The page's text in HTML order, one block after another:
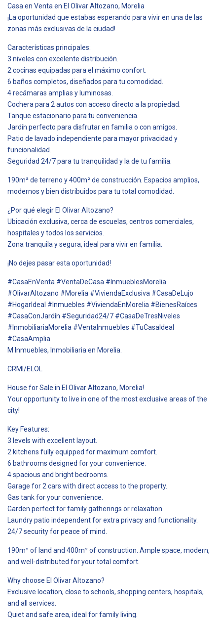
Casa en Venta en El Olivar Altozano, Morelia
¡La oportunidad que estabas esperando para vivir en una de las
zonas más exclusivas de la ciudad!
Características principales:
3 niveles con excelente distribución.
2 cocinas equipadas para el máximo confort.
6 baños completos, diseñados para tu comodidad.
4 recámaras amplias y luminosas.
Cochera para 2 autos con acceso directo a la propiedad.
Tanque estacionario para tu conveniencia.
Jardín perfecto para disfrutar en familia o con amigos.
Patio de lavado independiente para mayor privacidad y
funcionalidad.
Seguridad 24/7 para tu tranquilidad y la de tu familia.
190m² de terreno y 400m² de construcción. Espacios amplios,
modernos y bien distribuidos para tu total comodidad.
¿Por qué elegir El Olivar Altozano?
Ubicación exclusiva, cerca de escuelas, centros comerciales,
hospitales y todos los servicios.
Zona tranquila y segura, ideal para vivir en familia.
¡No dejes pasar esta oportunidad!
#CasaEnVenta #VentaDeCasa #InmueblesMorelia
#OlivarAltozano #Morelia #ViviendaExclusiva #CasaDeLujo
#HogarIdeal #Inmuebles #ViviendaEnMorelia #BienesRaíces
#CasaConJardín #Seguridad24/7 #CasaDeTresNiveles
#InmobiliariaMorelia #VentaInmuebles #TuCasaIdeal
#CasaAmplia
M Inmuebles, Inmobiliaria en Morelia.
CRMI/ELOL
House for Sale in El Olivar Altozano, Morelia!
Your opportunity to live in one of the most exclusive areas of the
city!
Key Features:
3 levels with excellent layout.
2 kitchens fully equipped for maximum comfort.
6 bathrooms designed for your convenience.
4 spacious and bright bedrooms.
Garage for 2 cars with direct access to the property.
Gas tank for your convenience.
Garden perfect for family gatherings or relaxation.
Laundry patio independent for extra privacy and functionality.
24/7 security for peace of mind.
190m² of land and 400m² of construction. Ample space, modern,
and well-distributed for your total comfort.
Why choose El Olivar Altozano?
Exclusive location, close to schools, shopping centers, hospitals,
and all services.
Quiet and safe area, ideal for family living.